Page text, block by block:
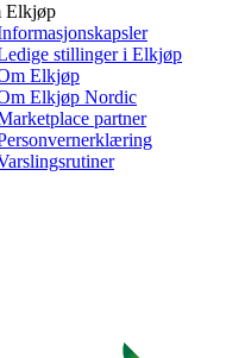
Elkjøp
stillinger i Elkjøp
Elkjøp
Elkjøp Nordic
partner